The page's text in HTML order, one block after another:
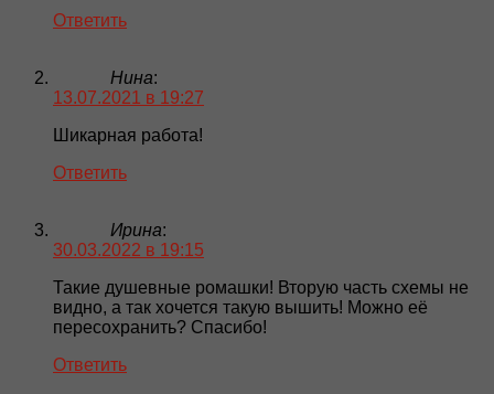
Ответить
Нина:
13.07.2021 в 19:27
Шикарная работа!
Ответить
Ирина:
30.03.2022 в 19:15
Такие душевные ромашки! Вторую часть схемы не
видно, а так хочется такую вышить! Можно её
пересохранить? Спасибо!
Ответить